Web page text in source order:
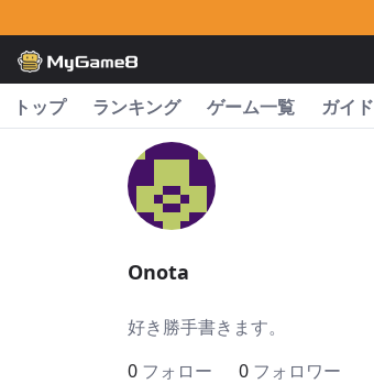
トップ ランキング ゲーム一覧 ガイド
Onota
好き勝手書きます。
0 フォロー 0 フォロワー